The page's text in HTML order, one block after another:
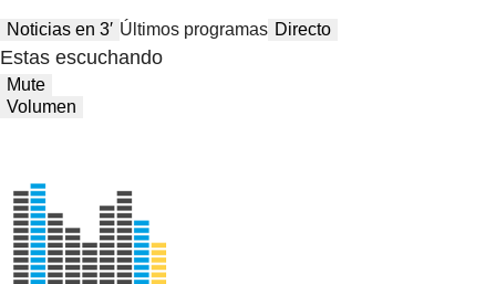
Noticias en 3′ Últimos programas Directo
Estas escuchando
Mute
Volumen